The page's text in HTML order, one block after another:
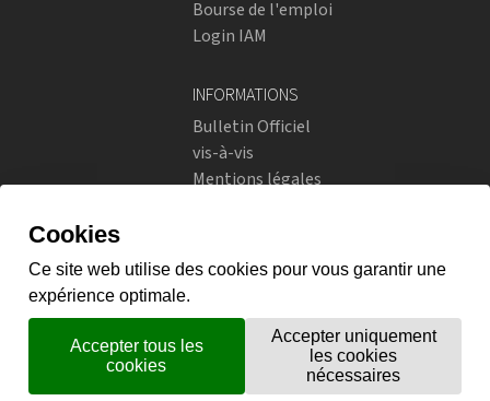
Bourse de l'emploi
Login IAM
INFORMATIONS
Bulletin Officiel
vis-à-vis
Mentions légales
Instagram
flickr